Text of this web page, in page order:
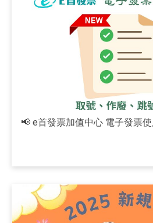
📢 e首發票加值中心 電子發票